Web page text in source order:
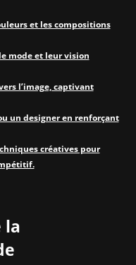
et les compositions
mode et leur vision
l’image, captivant
un designer en renforçant
créatives pour
la